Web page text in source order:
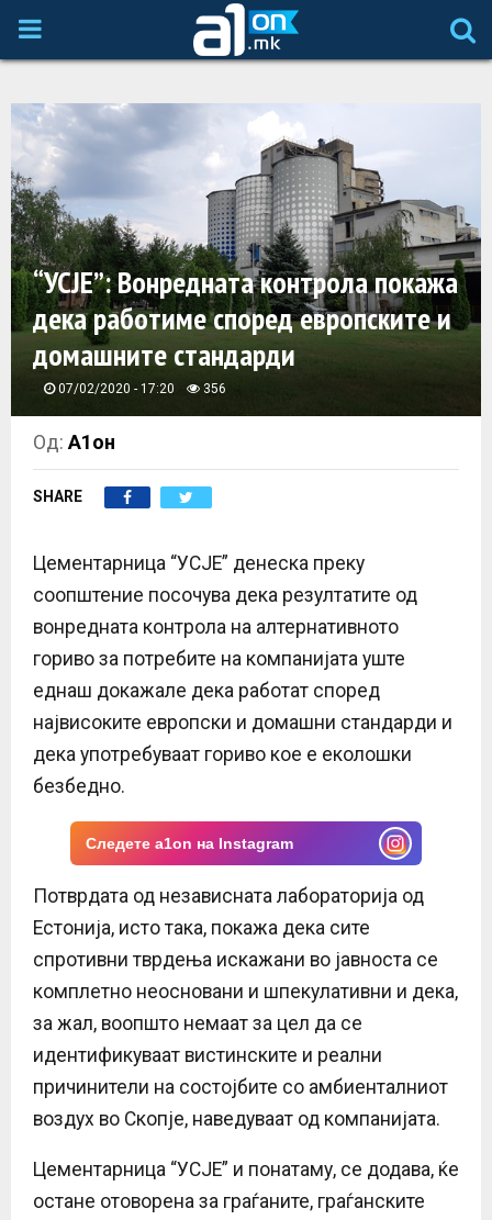
P
M
A
R
M
E
N
U
“УСЈЕ”: Вонредната контрола покажа
дека работиме според европските и
домашните стандарди
07/02/2020 - 17:20 356
Од:А1он
SHARE
Цементарница “УСЈЕ” денеска преку
соопштение посочува дека резултатите од
вонредната контрола на алтернативното
гориво за потребите на компанијата уште
еднаш докажале дека работат според
највисоките европски и домашни стандарди и
дека употребуваат гориво кое е еколошки
безбедно.
Следете a1on на Instagram
Потврдата од независната лабораторија од
Естонија, исто така, покажа дека сите
спротивни тврдења искажани во јавноста се
комплетно неосновани и шпекулативни и дека,
за жал, воопшто немаат за цел да се
идентификуваат вистинските и реални
причинители на состојбите со амбиенталниот
воздух во Скопје, наведуваат од компанијата.
Цементарница “УСЈЕ” и понатаму, се додава, ќе
остане отоворена за граѓаните, граѓанските